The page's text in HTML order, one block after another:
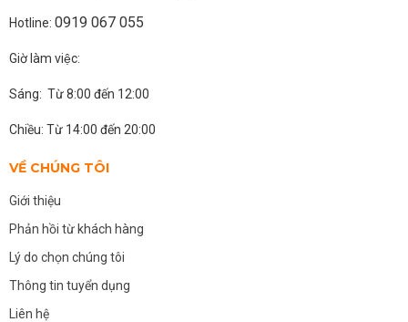
Hotline: 0919 067 055
Giờ làm việc:
Sáng: Từ 8:00 đến 12:00
Chiều: Từ 14:00 đến 20:00
VỀ CHÚNG TÔI
Giới thiệu
Phản hồi từ khách hàng
Lý do chọn chúng tôi
Thông tin tuyển dụng
Liên hệ